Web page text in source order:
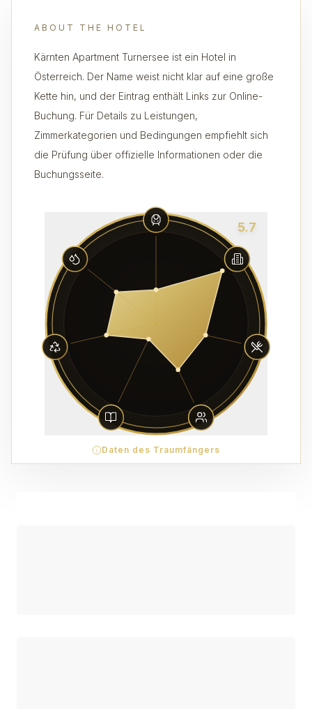
ABOUT THE HOTEL
Kärnten Apartment Turnersee ist ein Hotel in
Österreich. Der Name weist nicht klar auf eine große
Kette hin, und der Eintrag enthält Links zur Online-
Buchung. Für Details zu Leistungen,
Zimmerkategorien und Bedingungen empfiehlt sich
die Prüfung über offizielle Informationen oder die
Buchungsseite.
5.7
Daten des Traumfängers